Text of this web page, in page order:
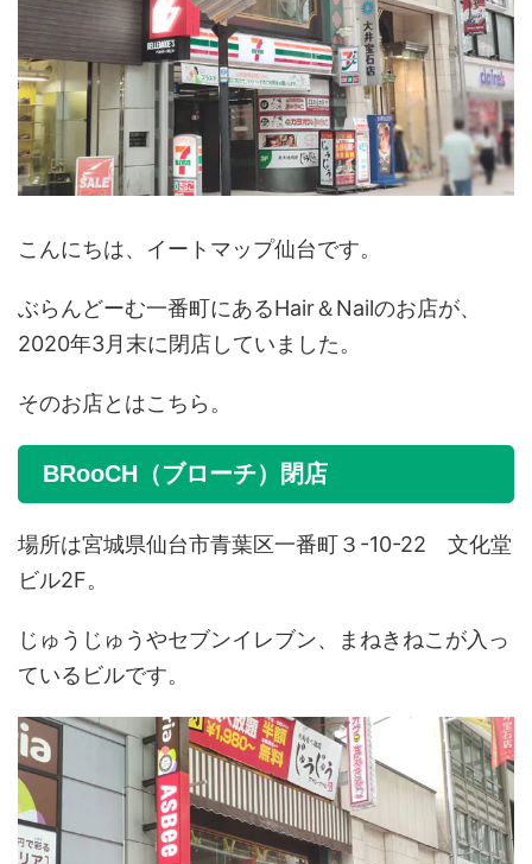
こんにちは、イートマップ仙台です。
ぶらんどーむ一番町にあるHair＆Nailのお店が、
2020年3月末に閉店していました。
そのお店とはこちら。
BRooCH（ブローチ）閉店
場所は宮城県仙台市青葉区一番町３-10-22 文化堂
ビル2F。
じゅうじゅうやセブンイレブン、まねきねこが入っ
ているビルです。